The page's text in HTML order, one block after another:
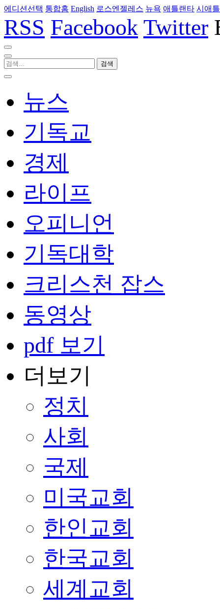
에디션선택 통합홈 English 로스엔젤레스 뉴욕 애틀랜타 시애틀
RSS Facebook Twitter
뉴스
기독교
경제
라이프
오피니언
기독대학
크리스천 잡스
동영상
pdf 보기
더보기
정치
사회
국제
미국교회
한인교회
한국교회
세계교회